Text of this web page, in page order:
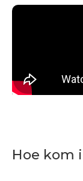
Hoe kom